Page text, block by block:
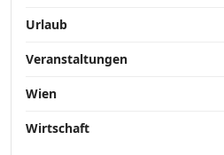
Urlaub
Veranstaltungen
Wien
Wirtschaft